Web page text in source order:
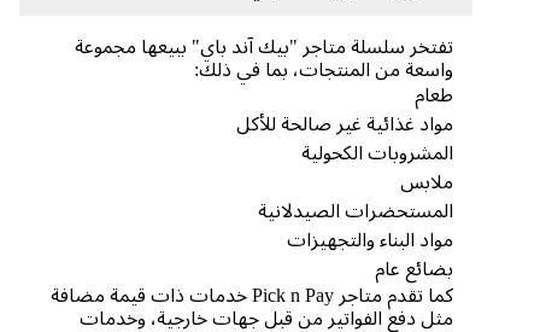
تفتخر سلسلة متاجر "بيك آند باي" ببيعها مجموعة
واسعة من المنتجات، بما في ذلك:
مواد غذائية غير صالحة للأكل
المشروبات الكحولية
ملابس
المستحضرات الصيدلانية
مواد البناء والتجهيزات
بضائع عام
كما تقدم متاجر Pick n Pay خدمات ذات قيمة مضافة
مثل دفع الفواتير من قبل جهات خارجية، وخدمات